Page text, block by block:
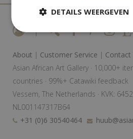
|
About | Customer Service | Contact
Asian African Art Gallery · 10,000+
countries · 99%+ Catawiki feedback
Vessem, The Netherlands · KVK:
NL001147317B64
+31 (0)6 30540464
DETAILS WEERGEVEN